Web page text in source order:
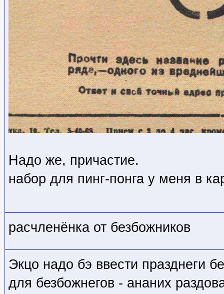
Надо же, причастие.
набор для пинг-понга у меня в
расчленёнка от безбожников
Экцо надо бэ ввести празднеги
для безбожнегов - ананих